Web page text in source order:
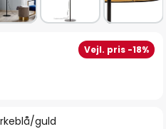
guld
Vejl. pris -18%